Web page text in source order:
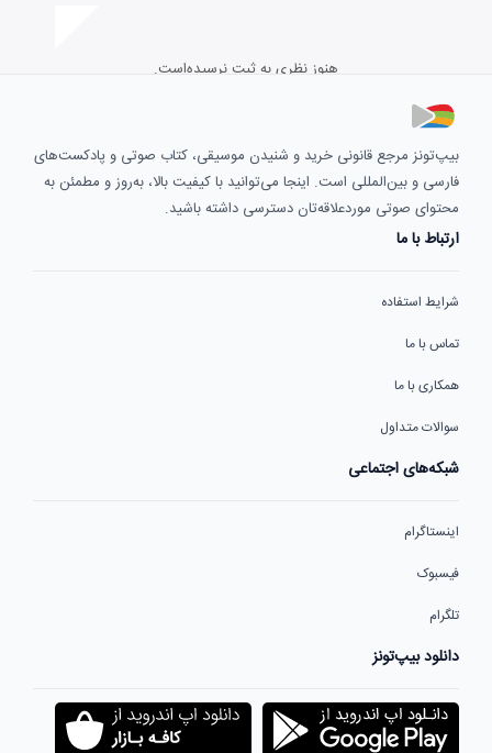
هنوز نظری به ثبت نرسیده‌است.
بیپ‌تونز مرجع قانونی خرید و شنیدن موسیقی، کتاب صوتی و پادکست‌های
فارسی و بین‌المللی است. اینجا می‌توانید با کیفیت بالا، به‌روز و مطمئن به
محتوای صوتی موردعلاقه‌تان دسترسی داشته باشید.
ارتباط با ما
شرایط استفاده
تماس با ما
همکاری با ما
سوالات متداول
شبکه‌های اجتماعی
اینستاگرام
فیسبوک
تلگرام
دانلود بیپ‌تونز